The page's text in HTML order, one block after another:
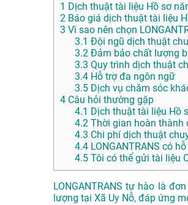
1 Dịch thuật tài liệu Hồ sơ
2 Báo giá dịch thuật tài liệu
3 Vì sao nên chọn
3.1 Đội ngũ dịch thuật
3.2 Đảm bảo chất lượng
3.3 Quy trình dịch thuật
3.4 Hỗ trợ đa ngôn ngữ
3.5 Dịch vụ chăm sóc
4 Câu hỏi thường gặp
4.1 Dịch thuật tài liệu Hồ
4.2 Thời gian hoàn thành
4.3 Chi phí dịch thuật
4.4 LONGANTRANS có
4.5 Tôi có thể gửi tài liệu
LONGANTRANS tự hào là
lượng tại Xã Uy Nỗ, đáp ứng